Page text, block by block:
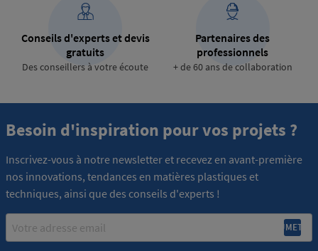
Conseils d'experts et devis
gratuits
Des conseillers à votre écoute
Partenaires des
professionnels
+ de 60 ans de collaboration
Besoin d'inspiration pour vos projets ?
Inscrivez-vous à notre newsletter et recevez en avant-première
nos innovations, tendances en matières plastiques et
techniques, ainsi que des conseils d'experts !
Email